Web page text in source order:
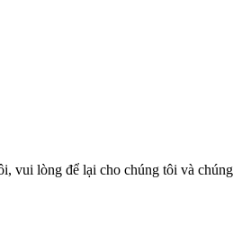
vui lòng để lại cho chúng tôi và